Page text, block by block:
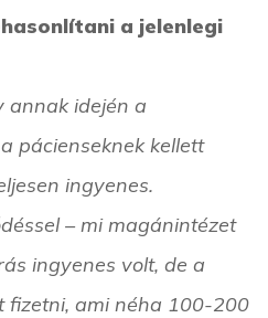
a jelenlegi
annak idején a
pácienseknek kellett
ingyenes.
– mi magánintézet
ingyenes volt, de a
fizetni, ami néha 100-200